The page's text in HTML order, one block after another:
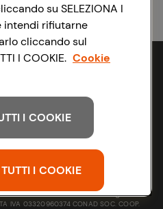
BOLOGNA Codice Fiscale e Registro
IVA 03320960374 CONAD SOC. COOP.
su SELEZIONA I
intendi rifiutarne
cliccando sul
I COOKIE. Cookie
I COOKIE
ACCETTA TUTTI I COOKIE